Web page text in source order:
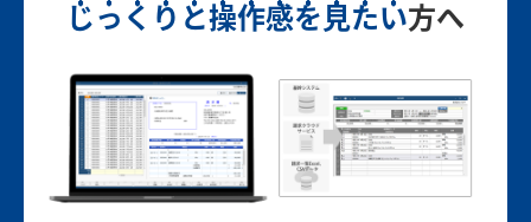
じっくりと操作感を見たい方へ